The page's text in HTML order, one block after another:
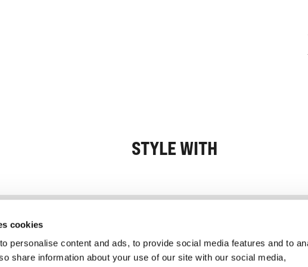
cookies
personalise content and ads, to provide social media features and to
share information about your use of our site with our social media,
STYLE WITH